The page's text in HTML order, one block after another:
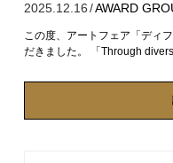
2025.12.16 /AWARD
この度、アートフェア「ディ
だきました。 「Through